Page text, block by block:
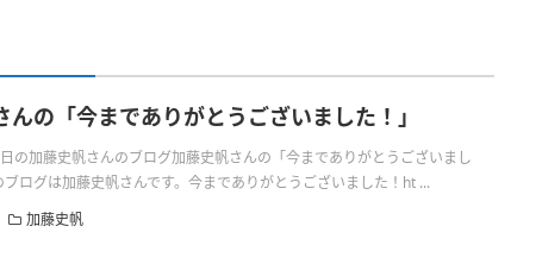
んの「今までありがとうございました！」
の加藤史帆さんのブログ加藤史帆さんの「今までありがとうございまし
ログは加藤史帆さんです。今までありがとうございました！ht ...
加藤史帆